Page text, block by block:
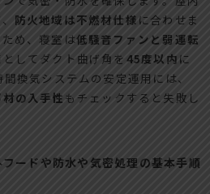
防火地域は不燃材仕様 に合わせま
め、寝室は低騒音ファンと弱運転
してダクト曲げ角を 45度以内 に
換気システムの安定運用には、
の入手性 もチェックすると失敗し
ードや防水や気密処理の基本手順